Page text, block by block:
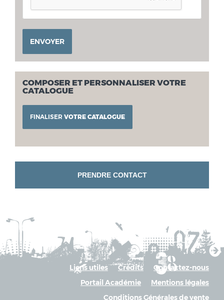
ENVOYER
COMPOSER ET PERSONNALISER VOTRE
CATALOGUE
FINALISER VOTRE CATALOGUE
PRENDRE CONTACT
Contactez-nous
Crédits
Liens utiles
Mentions légales
Portail Académie
Conditions Générales de vente